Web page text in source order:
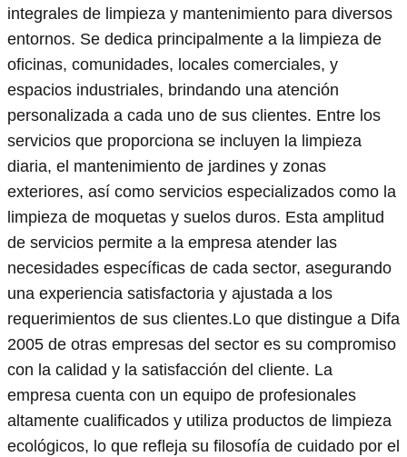
integrales de limpieza y mantenimiento para diversos
entornos. Se dedica principalmente a la limpieza de
oficinas, comunidades, locales comerciales, y
espacios industriales, brindando una atención
personalizada a cada uno de sus clientes. Entre los
servicios que proporciona se incluyen la limpieza
diaria, el mantenimiento de jardines y zonas
exteriores, así como servicios especializados como la
limpieza de moquetas y suelos duros. Esta amplitud
de servicios permite a la empresa atender las
necesidades específicas de cada sector, asegurando
una experiencia satisfactoria y ajustada a los
requerimientos de sus clientes.Lo que distingue a Difa
2005 de otras empresas del sector es su compromiso
con la calidad y la satisfacción del cliente. La
empresa cuenta con un equipo de profesionales
altamente cualificados y utiliza productos de limpieza
ecológicos, lo que refleja su filosofía de cuidado por el